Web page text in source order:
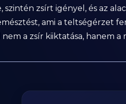
szintén zsírt igényel, és az
ami a teltségérzet
a zsír kiiktatása, hanem